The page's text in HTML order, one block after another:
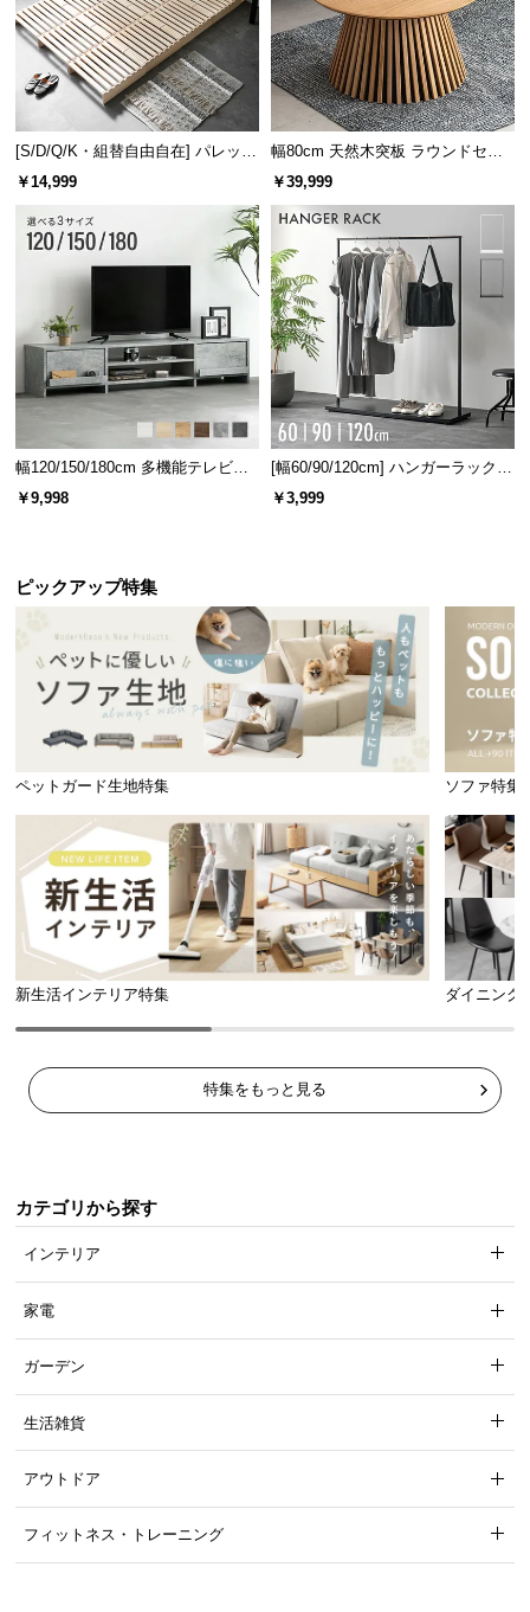
[S/D/Q/K・組替自由自在] パレット
ベッド 8/12/16枚セット
￥14,999
幅80cm 天然木突板 ラウンドセン
ターテーブル 美しい格子デザイン
￥39,999
幅120/150/180cm 多機能テレビボ
ード 木目/石目調 オープン収納・
￥9,998
[幅60/90/120cm] ハンガーラック
スチール 4段階高さ調節 サイドフ
￥3,999
ピックアップ特集
ペットガード生地特集 ソファ特集
新生活インテリア特集 ダイニング
特集をもっと見る
カテゴリから探す
インテリア
家電
ガーデン
生活雑貨
アウトドア
フィットネス・トレーニング